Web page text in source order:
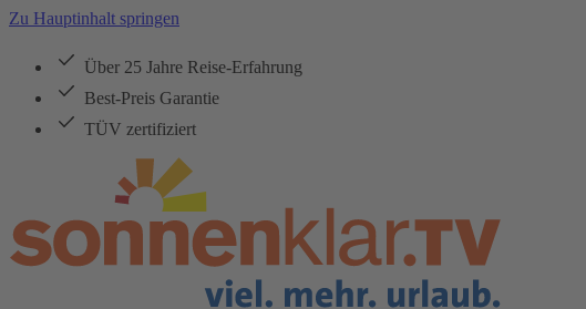
Zu Hauptinhalt springen
Über 25 Jahre Reise-Erfahrung
Best-Preis Garantie
TÜV zertifiziert